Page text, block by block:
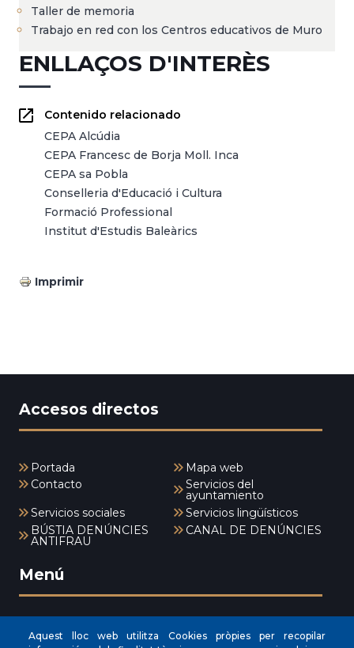
Taller de memoria
Trabajo en red con los Centros educativos de Muro
ENLLAÇOS D'INTERÈS
Contenido relacionado
CEPA Alcúdia
CEPA Francesc de Borja Moll. Inca
CEPA sa Pobla
Conselleria d'Educació i Cultura
Formació Professional
Institut d'Estudis Baleàrics
Imprimir
Accesos directos
Portada
Mapa web
Contacto
Servicios del
ayuntamiento
Servicios sociales
Servicios lingüísticos
BÚSTIA DENÚNCIES
ANTIFRAU
CANAL DE DENÚNCIES
Menú
INICI
Aquest lloc web utilitza Cookies pròpies per recopilar